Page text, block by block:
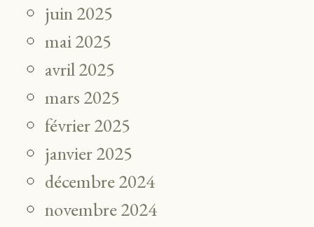
juin 2025
mai 2025
avril 2025
mars 2025
février 2025
janvier 2025
décembre 2024
novembre 2024